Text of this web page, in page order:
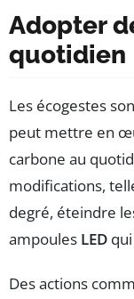
Adopter
quotidien
Les écogestes
peut mettre en
carbone au
modifications,
degré, éteindre
ampoules LED
Des actions